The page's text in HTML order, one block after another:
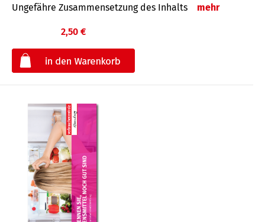
Ungefähre Zusammensetzung des Inhalts mehr
2,50 €